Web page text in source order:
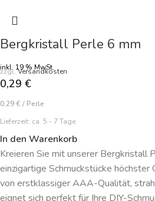
Bergkristall Perle 6 mm
inkl. 19 % MwSt.
zzgl.Versandkosten
0,29 €
0,29 € / Perle
Lieferzeit: ca. 5 - 7 Tage
In den Warenkorb
Kreieren Sie mit unserer Bergkristall
einzigartige Schmuckstücke höchster
von erstklassiger AAA-Qualität,
eignet sich perfekt für Ihre DIY-